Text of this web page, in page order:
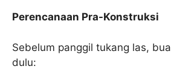
Perencanaan Pra-Konstruksi
Sebelum panggil tukang las,
dulu: